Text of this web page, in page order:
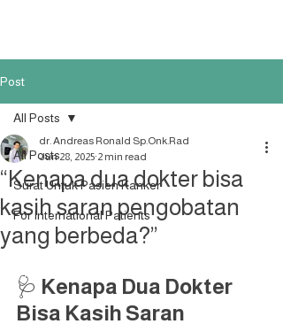
Post
All Posts
Surat Untuk Pasien Kanker
For International Patients
All Posts
“Kenapa dua dokter bisa
kasih saran pengobatan
yang berbeda?”
dr. Andreas Ronald Sp.Onk.Rad
Jun 28, 2025 2 min read
🩺 Kenapa Dua Dokter
Bisa Kasih Saran